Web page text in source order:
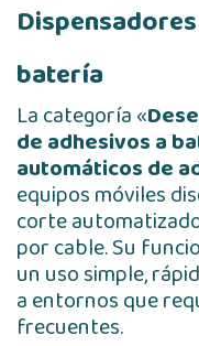
batería
La categoría «
de adhesivos a
automáticos de
equipos móviles
corte
por cable. Su
un uso simple,
a entornos que
frecuentes.